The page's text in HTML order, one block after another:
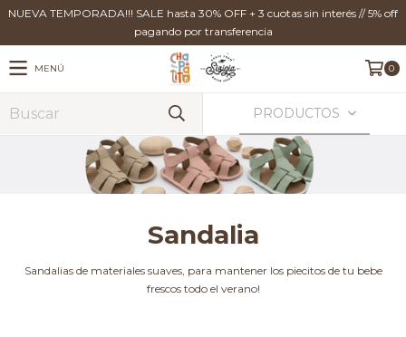
NUEVA TEMPORADA!!! SALE hasta 30% OFF + 3 cuotas sin interés // 5% off
pagando por transferencia
MENÚ 0
PRODUCTOS
Sandalia
Sandalias de materiales suaves, para mantener los piecitos de tu bebe
frescos todo el verano!